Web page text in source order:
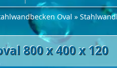
Oval »
800 x 400 x 120